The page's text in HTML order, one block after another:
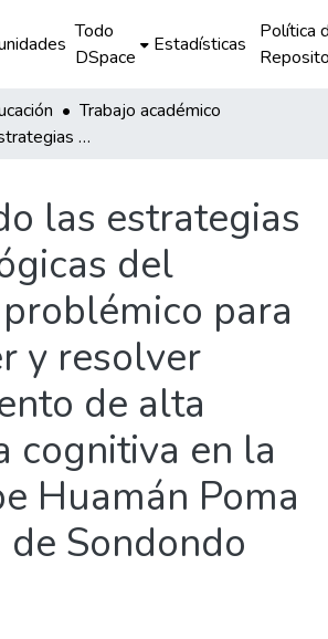
Todo
DSpace
Estadísticas
Política
Trabajo académico
Mejorando las estrategias metodológicas del enfoque problémico para promover y resolver pensamiento de alta demanda cognitiva en la IES. Felipe Huamán Poma de Ayala de Sondondo
las estrategias
del
para
y resolver
de alta
cognitiva en la
Huamán Poma
Sondondo